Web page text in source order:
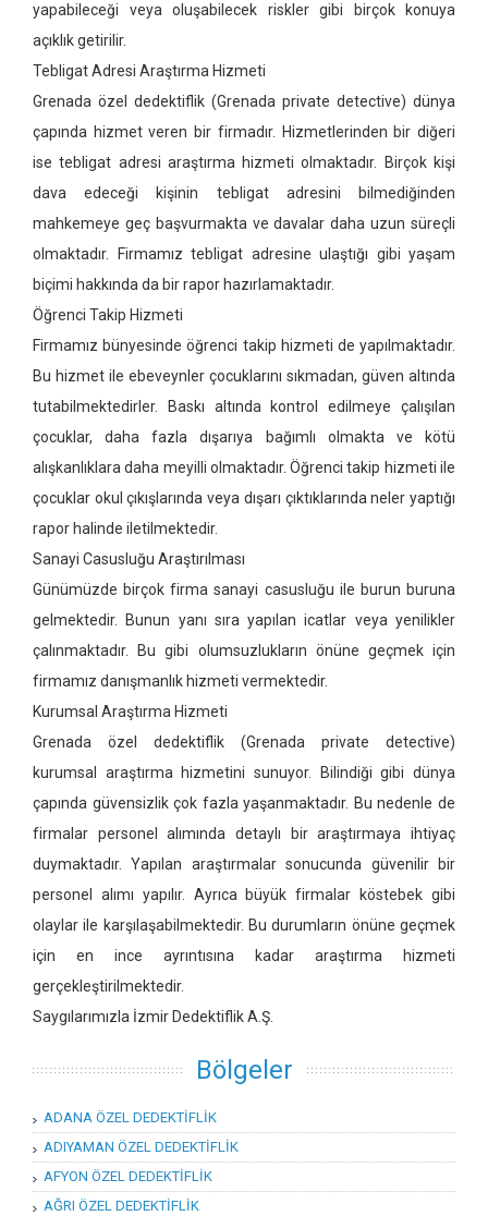
yapabileceği veya oluşabilecek riskler gibi birçok konuya
açıklık getirilir.
Tebligat Adresi Araştırma Hizmeti
Grenada özel dedektiflik (Grenada private detective) dünya
çapında hizmet veren bir firmadır. Hizmetlerinden bir diğeri
ise tebligat adresi araştırma hizmeti olmaktadır. Birçok kişi
dava edeceği kişinin tebligat adresini bilmediğinden
mahkemeye geç başvurmakta ve davalar daha uzun süreçli
olmaktadır. Firmamız tebligat adresine ulaştığı gibi yaşam
biçimi hakkında da bir rapor hazırlamaktadır.
Öğrenci Takip Hizmeti
Firmamız bünyesinde öğrenci takip hizmeti de yapılmaktadır.
Bu hizmet ile ebeveynler çocuklarını sıkmadan, güven altında
tutabilmektedirler. Baskı altında kontrol edilmeye çalışılan
çocuklar, daha fazla dışarıya bağımlı olmakta ve kötü
alışkanlıklara daha meyilli olmaktadır. Öğrenci takip hizmeti ile
çocuklar okul çıkışlarında veya dışarı çıktıklarında neler yaptığı
rapor halinde iletilmektedir.
Sanayi Casusluğu Araştırılması
Günümüzde birçok firma sanayi casusluğu ile burun buruna
gelmektedir. Bunun yanı sıra yapılan icatlar veya yenilikler
çalınmaktadır. Bu gibi olumsuzlukların önüne geçmek için
firmamız danışmanlık hizmeti vermektedir.
Kurumsal Araştırma Hizmeti
Grenada özel dedektiflik (Grenada private detective)
kurumsal araştırma hizmetini sunuyor. Bilindiği gibi dünya
çapında güvensizlik çok fazla yaşanmaktadır. Bu nedenle de
firmalar personel alımında detaylı bir araştırmaya ihtiyaç
duymaktadır. Yapılan araştırmalar sonucunda güvenilir bir
personel alımı yapılır. Ayrıca büyük firmalar köstebek gibi
olaylar ile karşılaşabilmektedir. Bu durumların önüne geçmek
için en ince ayrıntısına kadar araştırma hizmeti
gerçekleştirilmektedir.
Saygılarımızla İzmir Dedektiflik A.Ş.
Bölgeler
ADANA ÖZEL DEDEKTİFLİK
ADIYAMAN ÖZEL DEDEKTİFLİK
AFYON ÖZEL DEDEKTİFLİK
AĞRI ÖZEL DEDEKTİFLİK